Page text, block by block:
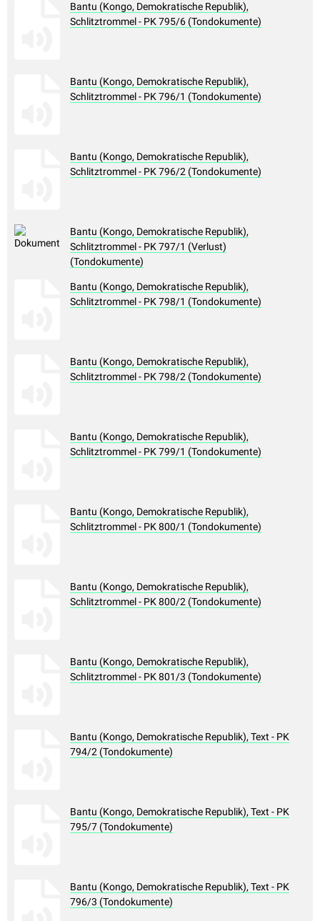
Bantu (Kongo, Demokratische Republik),
Schlitztrommel - PK 795/6 (Tondokumente)
Bantu (Kongo, Demokratische Republik),
Schlitztrommel - PK 796/1 (Tondokumente)
Bantu (Kongo, Demokratische Republik),
Schlitztrommel - PK 796/2 (Tondokumente)
Bantu (Kongo, Demokratische Republik),
Schlitztrommel - PK 797/1 (Verlust)
(Tondokumente)
Bantu (Kongo, Demokratische Republik),
Schlitztrommel - PK 798/1 (Tondokumente)
Bantu (Kongo, Demokratische Republik),
Schlitztrommel - PK 798/2 (Tondokumente)
Bantu (Kongo, Demokratische Republik),
Schlitztrommel - PK 799/1 (Tondokumente)
Bantu (Kongo, Demokratische Republik),
Schlitztrommel - PK 800/1 (Tondokumente)
Bantu (Kongo, Demokratische Republik),
Schlitztrommel - PK 800/2 (Tondokumente)
Bantu (Kongo, Demokratische Republik),
Schlitztrommel - PK 801/3 (Tondokumente)
Bantu (Kongo, Demokratische Republik), Text - PK
794/2 (Tondokumente)
Bantu (Kongo, Demokratische Republik), Text - PK
795/7 (Tondokumente)
Bantu (Kongo, Demokratische Republik), Text - PK
796/3 (Tondokumente)